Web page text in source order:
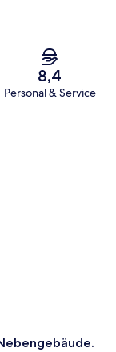
8,4
Personal & Service